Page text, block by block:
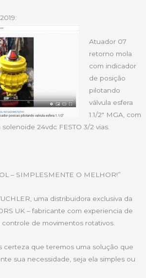
Atuador 07
retorno mola
com indicador
de posição
pilotando
válvula esfera
1.1/2″ MGA, com
24vdc FESTO 3/2 vias.
– SIMPLESMENTE O MELHOR!”
uma distribuidora exclusiva da
UK – fabricante com experiencia de
de movimentos rotativos.
certeza que teremos uma solução que
sua necessidade, seja ela simples ou